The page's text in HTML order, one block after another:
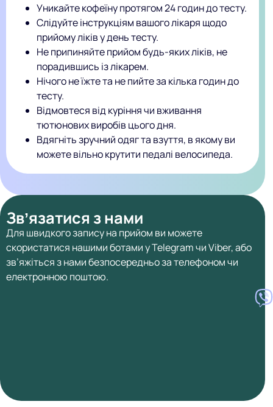
Уникайте кофеїну протягом 24 годин до тесту.
Слідуйте інструкціям вашого лікаря щодо
прийому ліків у день тесту.
Не припиняйте прийом будь-яких ліків, не
порадившись із лікарем.
Нічого не їжте та не пийте за кілька годин до
тесту.
Відмовтеся від куріння чи вживання
тютюнових виробів цього дня.
Вдягніть зручний одяг та взуття, в якому ви
можете вільно крутити педалі велосипеда.
Звʼязатися з нами
Для швидкого запису на прийом ви можете
скористатися нашими ботами у Telegram чи Viber, або
зв’яжіться з нами безпосередньо за телефоном чи
електронною поштою.